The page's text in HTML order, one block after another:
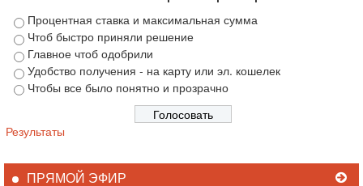
Процентная ставка и максимальная сумма
Чтоб быстро приняли решение
Главное чтоб одобрили
Удобство получения - на карту или эл. кошелек
Чтобы все было понятно и прозрачно
Результаты
ПРЯМОЙ ЭФИР